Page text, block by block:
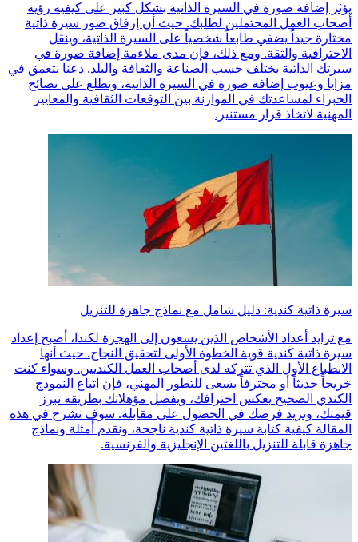
يؤثر إضافة صورة في السيرة الذاتية بشكل كبير على كيفية رؤية
أصحاب العمل المحتملين لطلبك. حيث أن إرفاق صور سيرة ذاتية
مختارة جيداً يضفي طابعاً شخصياً على السيرة الذاتية، وينقل
الاحترافية والثقة. ومع ذلك، فإن مدى ملاءمة إضافة صورة في
سيرتك الذاتية يختلف حسب الصناعة والثقافة والبلد. دعنا نتعمق في
مزايا وعيوب إضافة صورة في السيرة الذاتية، ونطلع على نصائح
الخبراء لمساعدتك في الموازنة بين التوقعات الثقافية والمعايير
المهنية لاتخاذ قرار مستنير.
سيرة ذاتية كندية: دليل شامل مع نماذج جاهزة للتنزيل
مع تزايد أعداد الأشخاص الذين يسعون إلى الهجرة لكندا، أصبح إعداد
سيرة ذاتية كندية قوية الخطوة الأولى لتحقيق النجاح. حيث أنها
الانطباع الأول الذي تتركه لدى أصحاب العمل الكنديين. وسواء كنت
خريجاً حديثاً أو محترفاً يسعى للتطور المهني، فإن اتباع النموذج
الكندي الصحيح يعكس احترافك، ويفصل مؤهلاتك بطريقة تبرز
قيمتك، وتزيد فرصك في الحصول على مقابلة. سوف نشرح في هذه
المقالة كيفية كتابة سيرة ذاتية كندية ناجحة، ونقدم أمثلة ونماذج
جاهزة قابلة للتنزيل باللغتين الإنجليزية والفرنسية.